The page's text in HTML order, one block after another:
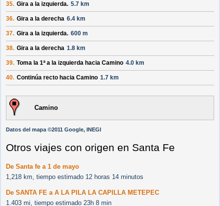
35. Gira a la izquierda. 5.7 km
36. Gira a la derecha 6.4 km
37. Gira a la izquierda. 600 m
38. Gira a la derecha 1.8 km
39. Toma la 1ª a la izquierda hacia Camino 4.0 km
40. Continúa recto hacia Camino 1.7 km
Camino
Datos del mapa ©2011 Google, INEGI
Otros viajes con origen en Santa Fe
De Santa fe a 1 de mayo
1,218 km, tiempo estimado 12 horas 14 minutos
De SANTA FE a A LA PILA LA CAPILLA METEPEC
1.403 mi, tiempo estimado 23h 8 min